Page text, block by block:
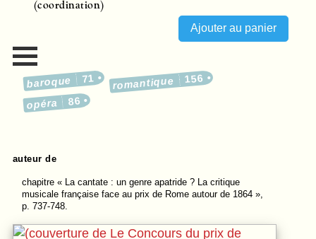
(coordination)
baroque 71 romantique 156
opéra 86
auteur de
chapitre« La cantate : un genre apatride ? La critique
musicale française face au prix de Rome autour de 1864 »,
p. 737-748.